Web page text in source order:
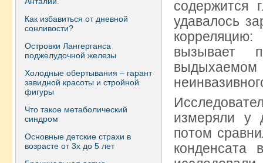
Как избавиться от дневной
сонливости?
Островки Лангерганса
поджелудочной железы
Холодные обертывания – гарант
завидной красоты и стройной
фигуры
Что такое метаболический
синдром
Основные детские страхи в
возрасте от 3х до 5 лет
содержится
удавалось
вызывает
измеряли у
потом
конденсата